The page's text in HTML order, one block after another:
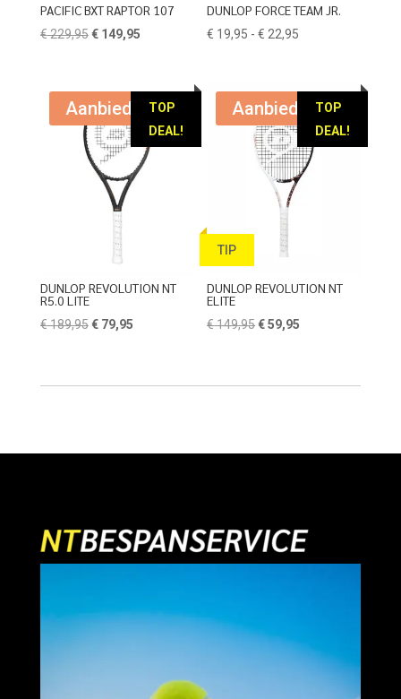
PACIFIC BXT RAPTOR 107
€229,95 Oorspronkelijke
€ 229,95.
€149,95Huidige
€ 149,95.
DUNLOP FORCE TEAM JR.
€ 19,95 - € 22,95
€ 22,95
TOP
DEAL!
Aanbieding!
DUNLOP REVOLUTION NT
R5.0 LITE
€189,95 Oorspronkelijke
€79,95Huidige
TOP
DEAL!
TIP
Aanbieding!
DUNLOP REVOLUTION NT
ELITE
€149,95Oorspronkelijke
€59,95